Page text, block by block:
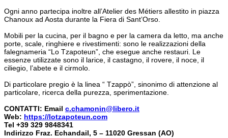
Ogni anno partecipa inoltre all’Atelier des Métiers allestito in piazza
Chanoux ad Aosta durante la Fiera di Sant’Orso.
Mobili per la cucina, per il bagno e per la camera da letto, ma anche
porte, scale, ringhiere e rivestimenti: sono le realizzazioni della
falegnameria “Lo Tzapoteun”, che esegue anche restauri. Le
essenze utilizzate sono il larice, il castagno, il rovere, il noce, il
ciliegio, l’abete e il cirmolo.
Di particolare pregio è la linea “ Tzappò”, sinonimo di attenzione al
particolare, ricerca della purezza, sperimentazione.
CONTATTI: Email c.chamonin@libero.it
Web: https://lotzapoteun.com
Tel +39 329 9848341
Indirizzo Fraz. Echandail, 5 – 11020 Gressan (AO)